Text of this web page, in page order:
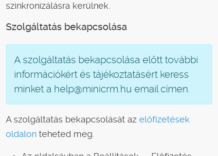
szinkronizálásra kerülnek.
Szolgáltatás bekapcsolása
A szolgáltatás bekapcsolása előtt további
információkért és tájékoztatásért keress
minket a help@minicrm.hu email címen.
A szolgáltatás bekapcsolását az előfizetések
oldalon teheted meg.